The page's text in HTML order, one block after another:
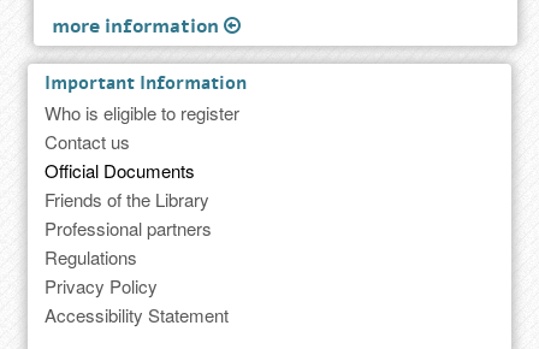
more information
Important Information
Who is eligible to register
Contact us
Official Documents
Friends of the Library
Professional partners
Regulations
Privacy Policy
Accessibility Statement